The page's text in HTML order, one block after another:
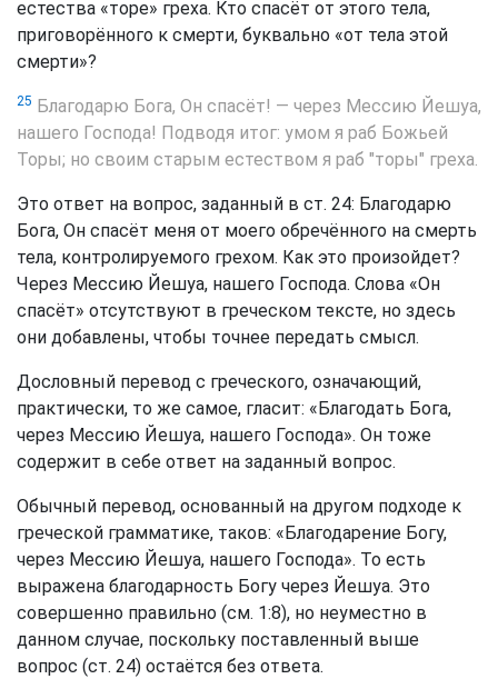
естества «торе» греха. Кто спасёт от этого тела,
приговорённого к смерти, буквально «от тела этой
смерти»?
25 Благодарю Бога, Он спасёт! — через Мессию Йешуа,
нашего Господа! Подводя итог: умом я раб Божьей
Торы; но своим старым естеством я раб "торы" греха.
Это ответ на вопрос, заданный в ст. 24: Благодарю
Бога, Он спасёт меня от моего обречённого на смерть
тела, контролируемого грехом. Как это произойдет?
Через Мессию Йешуа, нашего Господа. Слова «Он
спасёт» отсутствуют в греческом тексте, но здесь
они добавлены, чтобы точнее передать смысл.
Дословный перевод с греческого, означающий,
практически, то же самое, гласит: «Благодать Бога,
через Мессию Йешуа, нашего Господа». Он тоже
содержит в себе ответ на заданный вопрос.
Обычный перевод, основанный на другом подходе к
греческой грамматике, таков: «Благодарение Богу,
через Мессию Йешуа, нашего Господа». То есть
выражена благодарность Богу через Йешуа. Это
совершенно правильно (см. 1:8), но неуместно в
данном случае, поскольку поставленный выше
вопрос (ст. 24) остаётся без ответа.